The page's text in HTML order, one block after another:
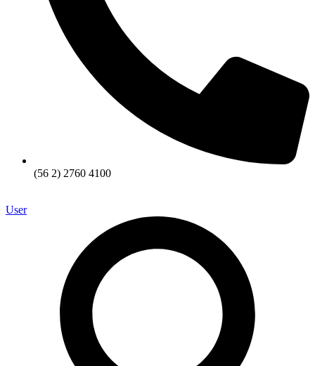
(56 2) 2760 4100
User